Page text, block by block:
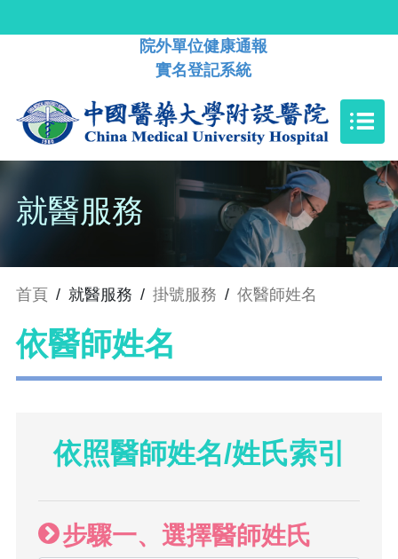
院外單位健康通報
實名登記系統
就醫服務
首頁 / 就醫服務 / 掛號服務 / 依醫師姓名
依醫師姓名
依照醫師姓名/姓氏索引
步驟一、選擇醫師姓氏